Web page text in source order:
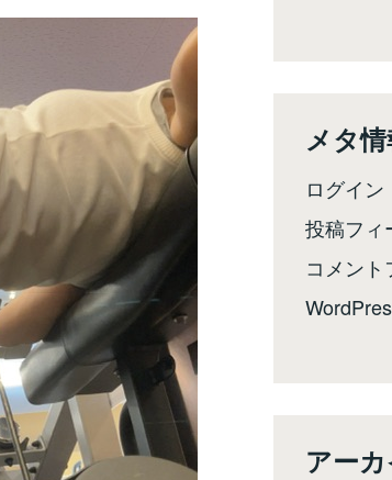
メタ
ログイン
投稿フィ
コメント
アー